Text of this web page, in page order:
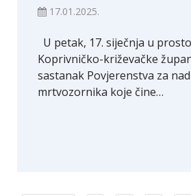
17.01.2025.
U petak, 17. siječnja u
Koprivničko-križevačke
sastanak Povjerenstva za
mrtvozornika koje čine…